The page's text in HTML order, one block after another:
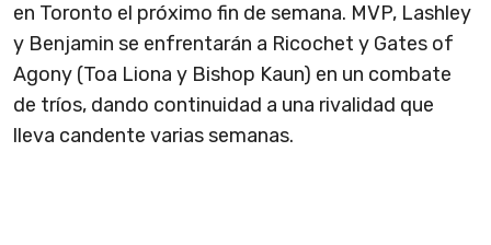
en Toronto el próximo fin de semana. MVP, Lashley
y Benjamin se enfrentarán a Ricochet y Gates of
Agony (Toa Liona y Bishop Kaun) en un combate
de tríos, dando continuidad a una rivalidad que
lleva candente varias semanas.